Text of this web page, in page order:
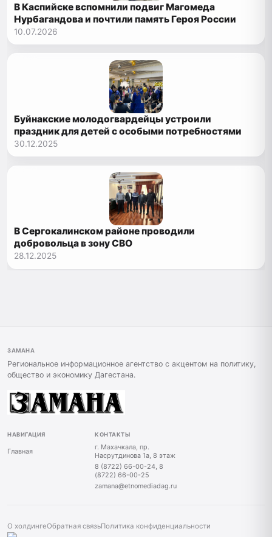
В Каспийске вспомнили подвиг Магомеда
Нурбагандова и почтили память Героя России
10.07.2026
Буйнакские молодогвардейцы устроили
праздник для детей с особыми потребностями
30.12.2025
В Сергокалинском районе проводили
добровольца в зону СВО
28.12.2025
ЗАМАНА
Региональное информационное агентство с акцентом на политику,
общество и экономику Дагестана.
НАВИГАЦИЯ
Главная
КОНТАКТЫ
г. Махачкала, пр.
Насрутдинова 1а, 8 этаж
8 (8722) 66-00-24, 8
(8722) 66-00-25
zamana@etnomediadag.ru
О холдингеОбратная связьПолитика конфиденциальности